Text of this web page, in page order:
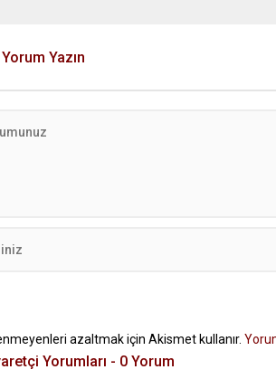
Yazın
azaltmak için Akismet kullanır.
Yorumları - 0 Yorum